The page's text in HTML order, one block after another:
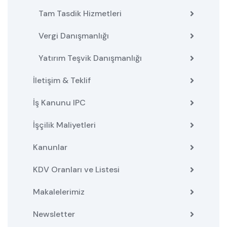
Tam Tasdik Hizmetleri
Vergi Danışmanlığı
Yatırım Teşvik Danışmanlığı
İletişim & Teklif
İş Kanunu IPC
İşçilik Maliyetleri
Kanunlar
KDV Oranları ve Listesi
Makalelerimiz
Newsletter